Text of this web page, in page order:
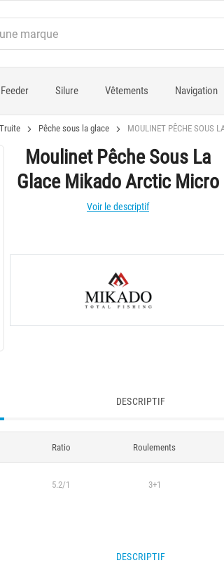
Silure Vêtements Navigation
Truite Pêche sous la glace MOULINET PÊCHE SOUS
Moulinet Pêche Sous La
Glace Mikado Arctic Micro
Voir le descriptif
DESCRIPTIF
Ratio Roulements
5.2/1 3+1
DESCRIPTIF